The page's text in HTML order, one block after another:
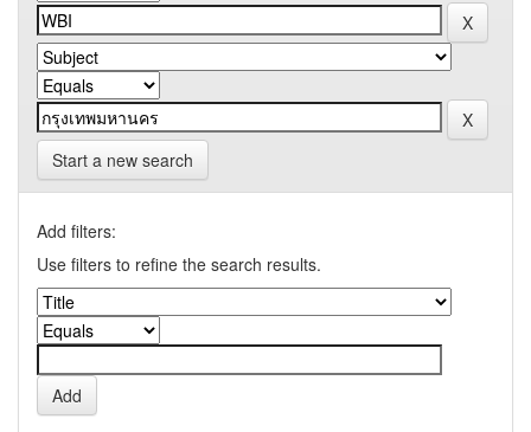
Start a new search
Add filters:
Use filters to refine the search results.